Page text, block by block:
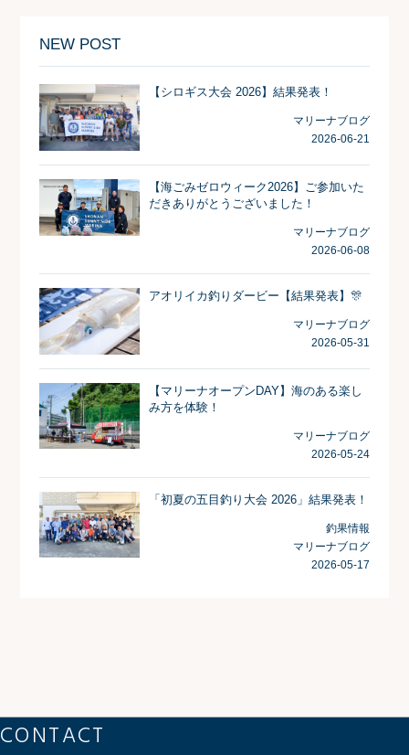
NEW POST
【シロギス大会 2026】結果発表！
マリーナブログ
2026-06-21
【海ごみゼロウィーク2026】ご参加いた
だきありがとうございました！
マリーナブログ
2026-06-08
アオリイカ釣りダービー【結果発表】🎊
マリーナブログ
2026-05-31
【マリーナオープンDAY】海のある楽し
み方を体験！
マリーナブログ
2026-05-24
「初夏の五目釣り大会 2026」結果発表！
釣果情報
マリーナブログ
2026-05-17
CONTACT